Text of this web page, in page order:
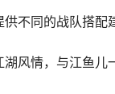
不同的战队搭配
风情，与江鱼儿